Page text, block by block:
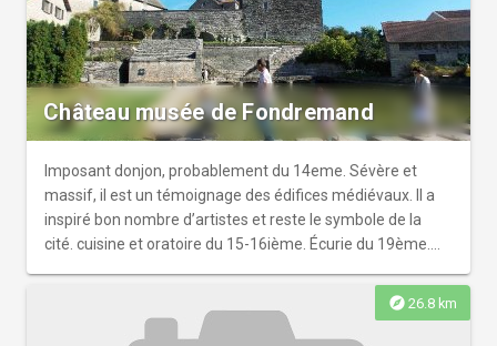
Château musée de Fondremand
Imposant donjon, probablement du 14eme. Sévère et
massif, il est un témoignage des édifices médiévaux. Il a
inspiré bon nombre d’artistes et reste le symbole de la
cité. cuisine et oratoire du 15-16ième. Écurie du 19ème.
rendez vous, aux dates et horaires indiqués sur le site.
explore 26.8 km